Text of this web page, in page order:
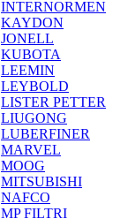
INTERNORMEN
KAYDON
JONELL
KUBOTA
LEEMIN
LEYBOLD
LISTER PETTER
LIUGONG
LUBERFINER
MARVEL
MOOG
MITSUBISHI
NAFCO
MP FILTRI